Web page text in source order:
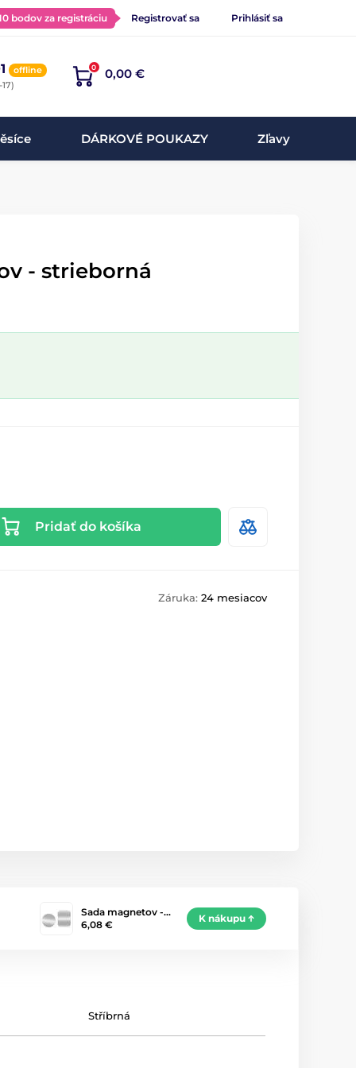
bodov za registráciu Registrovať sa Prihlásiť sa
offline 0 0,00 €
DÁRKOVÉ POUKAZY Zľavy
- strieborná
Pridať do košíka
Záruka: 24 mesiacov
Sada magnetov -…
6,08 €
K nákupu
Stříbrná